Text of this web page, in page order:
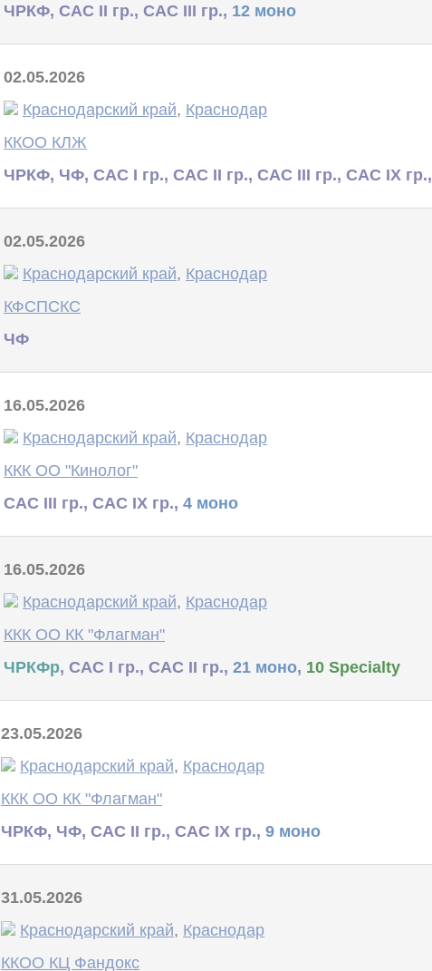
ЧРКФ, САС II гр., САС III гр., 12 моно
02.05.2026
Краснодарский край, Краснодар
ККОО КЛЖ
ЧРКФ, ЧФ, САС I гр., САС II гр., САС III гр., САС IX гр.,
02.05.2026
Краснодарский край, Краснодар
КФСПСКС
ЧФ
16.05.2026
Краснодарский край, Краснодар
ККК ОО "Кинолог"
САС III гр., САС IX гр., 4 моно
16.05.2026
Краснодарский край, Краснодар
ККК ОО КК "Флагман"
ЧРКФр, САС I гр., САС II гр., 21 моно, 10 Specialty
23.05.2026
Краснодарский край, Краснодар
ККК ОО КК "Флагман"
ЧРКФ, ЧФ, САС II гр., САС IX гр., 9 моно
31.05.2026
Краснодарский край, Краснодар
ККОО КЦ Фандокс